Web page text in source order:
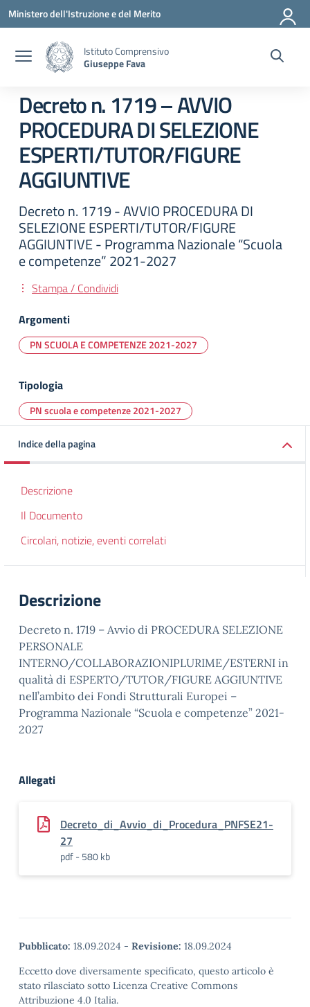
Vai ai contenuti
Vai al menu di navigazione
Vai al footer
Ministero dell'Istruzione e del Merito
Istituto Comprensivo
Giuseppe Fava
Decreto n. 1719 – AVVIO
PROCEDURA DI SELEZIONE
ESPERTI/TUTOR/FIGURE
AGGIUNTIVE
Decreto n. 1719 - AVVIO PROCEDURA DI
SELEZIONE ESPERTI/TUTOR/FIGURE
AGGIUNTIVE - Programma Nazionale “Scuola
e competenze” 2021-2027
Stampa / Condividi
Argomenti
PN SCUOLA E COMPETENZE 2021-2027
Tipologia
PN scuola e competenze 2021-2027
Indice della pagina
Descrizione
Il Documento
Circolari, notizie, eventi correlati
Descrizione
Decreto n. 1719 – Avvio di PROCEDURA SELEZIONE
PERSONALE
INTERNO/COLLABORAZIONIPLURIME/ESTERNI in
qualità di ESPERTO/TUTOR/FIGURE AGGIUNTIVE
nell’ambito dei Fondi Strutturali Europei –
Programma Nazionale “Scuola e competenze” 2021-
2027
Allegati
Decreto_di_Avvio_di_Procedura_PNFSE21-
27
pdf - 580 kb
Pubblicato: 18.09.2024 - Revisione: 18.09.2024
Eccetto dove diversamente specificato, questo articolo è
stato rilasciato sotto Licenza Creative Commons
Attribuzione 4.0 Italia.